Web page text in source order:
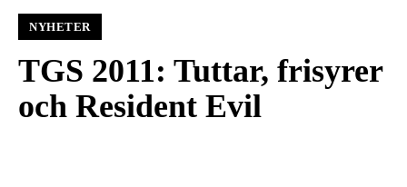
NYHETER
TGS 2011: Tuttar, frisyrer
och Resident Evil